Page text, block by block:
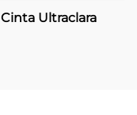
Cinta Ultraclara